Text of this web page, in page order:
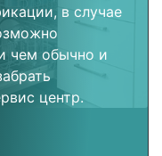
в случае
чем обычно и
центр.